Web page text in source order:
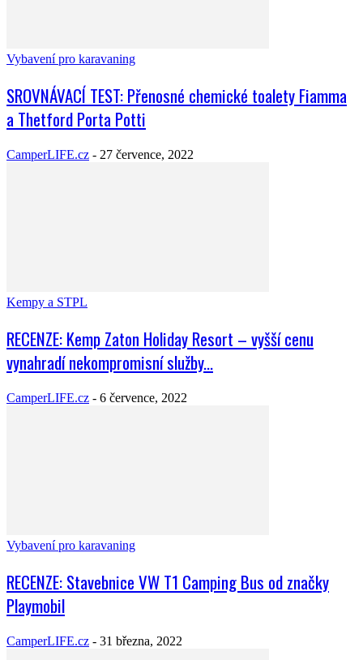
Vybavení pro karavaning
SROVNÁVACÍ TEST: Přenosné chemické toalety Fiamma
a Thetford Porta Potti
CamperLIFE.cz - 27 července, 2022
Kempy a STPL
RECENZE: Kemp Zaton Holiday Resort – vyšší cenu
vynahradí nekompromisní služby...
CamperLIFE.cz - 6 července, 2022
Vybavení pro karavaning
RECENZE: Stavebnice VW T1 Camping Bus od značky
Playmobil
CamperLIFE.cz - 31 března, 2022